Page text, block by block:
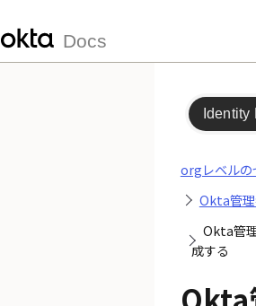
Docs
Identity
orgレベルの
Okta管
Okta管
成する